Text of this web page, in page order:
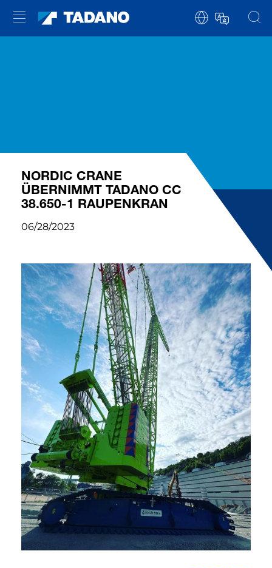
NORDIC CRANE
ÜBERNIMMT TADANO CC
38.650-1 RAUPENKRAN
06/28/2023